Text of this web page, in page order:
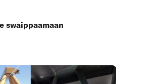
swaippaamaan